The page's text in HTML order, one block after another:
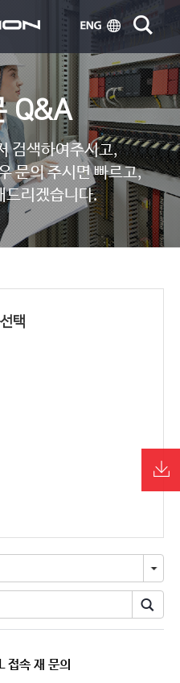
Q&A
검색하여주시고,
문의 주시면 빠르고,
드리겠습니다.
택
접속 재 문의